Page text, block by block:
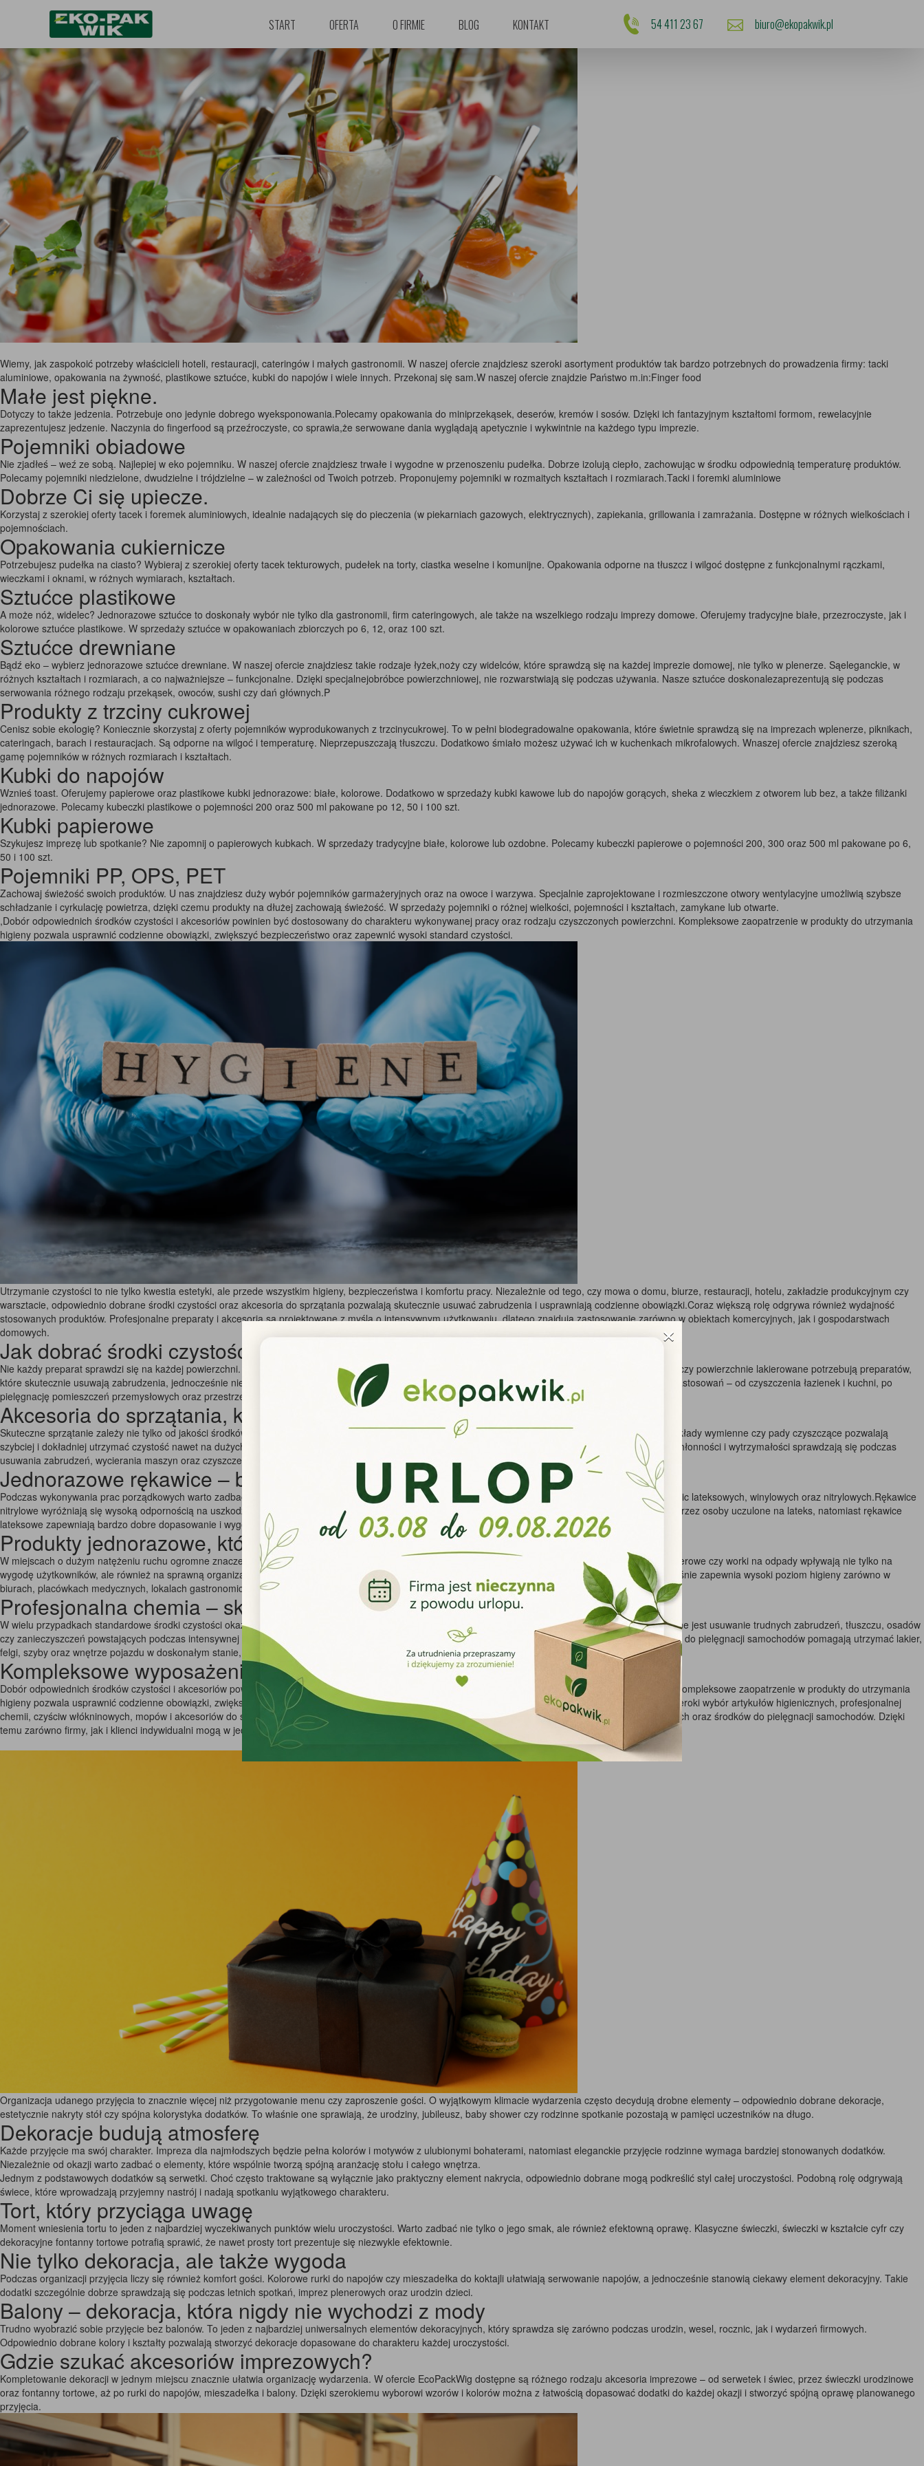
START OFERTA O FIRMIE BLOG KONTAKT 54 411 23 67 biuro@ekopakwik.pl
Wiemy, jak zaspokoić potrzeby właścicieli hoteli, restauracji, cateringów i małych gastronomii. W naszej ofercie znajdziesz szeroki asortyment produktów tak bardzo potrzebnych do prowadzenia firmy: tacki
aluminiowe, opakowania na żywność, plastikowe sztućce, kubki do napojów i wiele innych. Przekonaj się sam.W naszej ofercie znajdzie Państwo m.in:Finger food
Małe jest piękne.
Dotyczy to także jedzenia. Potrzebuje ono jedynie dobrego wyeksponowania.Polecamy opakowania do miniprzekąsek, deserów, kremów i sosów. Dzięki ich fantazyjnym kształtomi formom, rewelacyjnie
zaprezentujesz jedzenie. Naczynia do fingerfood są przeźroczyste, co sprawia,że serwowane dania wyglądają apetycznie i wykwintnie na każdego typu imprezie.
Pojemniki obiadowe
Nie zjadłeś – weź ze sobą. Najlepiej w eko pojemniku. W naszej ofercie znajdziesz trwałe i wygodne w przenoszeniu pudełka. Dobrze izolują ciepło, zachowując w środku odpowiednią temperaturę produktów.
Polecamy pojemniki niedzielone, dwudzielne i trójdzielne – w zależności od Twoich potrzeb. Proponujemy pojemniki w rozmaitych kształtach i rozmiarach.Tacki i foremki aluminiowe
Dobrze Ci się upiecze.
Korzystaj z szerokiej oferty tacek i foremek aluminiowych, idealnie nadających się do pieczenia (w piekarniach gazowych, elektrycznych), zapiekania, grillowania i zamrażania. Dostępne w różnych wielkościach i
pojemnościach.
Opakowania cukiernicze
Potrzebujesz pudełka na ciasto? Wybieraj z szerokiej oferty tacek tekturowych, pudełek na torty, ciastka weselne i komunijne. Opakowania odporne na tłuszcz i wilgoć dostępne z funkcjonalnymi rączkami,
wieczkami i oknami, w różnych wymiarach, kształtach.
Sztućce plastikowe
A może nóż, widelec? Jednorazowe sztućce to doskonały wybór nie tylko dla gastronomii, firm cateringowych, ale także na wszelkiego rodzaju imprezy domowe. Oferujemy tradycyjne białe, przezroczyste, jak i
kolorowe sztućce plastikowe. W sprzedaży sztućce w opakowaniach zbiorczych po 6, 12, oraz 100 szt.
Sztućce drewniane
Bądź eko – wybierz jednorazowe sztućce drewniane. W naszej ofercie znajdziesz takie rodzaje łyżek,noży czy widelców, które sprawdzą się na każdej imprezie domowej, nie tylko w plenerze. Sąeleganckie, w
różnych kształtach i rozmiarach, a co najważniejsze – funkcjonalne. Dzięki specjalnejobróbce powierzchniowej, nie rozwarstwiają się podczas używania. Nasze sztućce doskonalezaprezentują się podczas
serwowania różnego rodzaju przekąsek, owoców, sushi czy dań głównych.P
Produkty z trzciny cukrowej
Cenisz sobie ekologię? Koniecznie skorzystaj z oferty pojemników wyprodukowanych z trzcinycukrowej. To w pełni biodegradowalne opakowania, które świetnie sprawdzą się na imprezach wplenerze, piknikach,
cateringach, barach i restauracjach. Są odporne na wilgoć i temperaturę. Nieprzepuszczają tłuszczu. Dodatkowo śmiało możesz używać ich w kuchenkach mikrofalowych. Wnaszej ofercie znajdziesz szeroką
gamę pojemników w różnych rozmiarach i kształtach.
Kubki do napojów
Wznieś toast. Oferujemy papierowe oraz plastikowe kubki jednorazowe: białe, kolorowe. Dodatkowo w sprzedaży kubki kawowe lub do napojów gorących, sheka z wieczkiem z otworem lub bez, a także filiżanki
jednorazowe. Polecamy kubeczki plastikowe o pojemności 200 oraz 500 ml pakowane po 12, 50 i 100 szt.
Kubki papierowe
Szykujesz imprezę lub spotkanie? Nie zapomnij o papierowych kubkach. W sprzedaży tradycyjne białe, kolorowe lub ozdobne. Polecamy kubeczki papierowe o pojemności 200, 300 oraz 500 ml pakowane po 6,
50 i 100 szt.
Pojemniki PP, OPS, PET
Zachowaj świeżość swoich produktów. U nas znajdziesz duży wybór pojemników garmażeryjnych oraz na owoce i warzywa. Specjalnie zaprojektowane i rozmieszczone otwory wentylacyjne umożliwią szybsze
schładzanie i cyrkulację powietrza, dzięki czemu produkty na dłużej zachowają świeżość. W sprzedaży pojemniki o różnej wielkości, pojemności i kształtach, zamykane lub otwarte.
,Dobór odpowiednich środków czystości i akcesoriów powinien być dostosowany do charakteru wykonywanej pracy oraz rodzaju czyszczonych powierzchni. Kompleksowe zaopatrzenie w produkty do utrzymania
higieny pozwala usprawnić codzienne obowiązki, zwiększyć bezpieczeństwo oraz zapewnić wysoki standard czystości.
Utrzymanie czystości to nie tylko kwestia estetyki, ale przede wszystkim higieny, bezpieczeństwa i komfortu pracy. Niezależnie od tego, czy mowa o domu, biurze, restauracji, hotelu, zakładzie produkcyjnym czy
warsztacie, odpowiednio dobrane środki czystości oraz akcesoria do sprzątania pozwalają skutecznie usuwać zabrudzenia i usprawniają codzienne obowiązki.Coraz większą rolę odgrywa również wydajność
stosowanych produktów. Profesjonalne preparaty i akcesoria są projektowane z myślą o intensywnym użytkowaniu, dlatego znajdują zastosowanie zarówno w obiektach komercyjnych, jak i gospodarstwach
domowych.
Jak dobrać środki czystości do rodzaju powierzchni?
Nie każdy preparat sprawdzi się na każdej powierzchni. Podłogi drewniane wymagają innych środków niż płytki ceramiczne, a elementy ze stali nierdzewnej czy powierzchnie lakierowane potrzebują preparatów,
które skutecznie usuwają zabrudzenia, jednocześnie nie powodując uszkodzeń.Równie ważne jest stosowanie produktów przeznaczonych do konkretnych zastosowań – od czyszczenia łazienek i kuchni, po
pielęgnację pomieszczeń przemysłowych oraz przestrzeni o podwyższonych wymaganiach higienicznych.
Akcesoria do sprzątania, które ułatwiają codzienną pracę
Skuteczne sprzątanie zależy nie tylko od jakości środków czyszczących, ale również od odpowiednio dobranych akcesoriów. Mopy, wiadra z wyciskaczem, wkłady wymienne czy pady czyszczące pozwalają
szybciej i dokładniej utrzymać czystość nawet na dużych powierzchniach.W wielu branżach niezbędne są także czyściwa włókninowe, które dzięki wysokiej chłonności i wytrzymałości sprawdzają się podczas
usuwania zabrudzeń, wycierania maszyn oraz czyszczenia powierzchni na mokro.
Jednorazowe rękawice – bezpieczeństwo i higiena
Podczas wykonywania prac porządkowych warto zadbać o ochronę dłoni. W zależności od rodzaju wykonywanych czynności można wybierać spośród rękawic lateksowych, winylowych oraz nitrylowych.Rękawice
nitrylowe wyróżniają się wysoką odpornością na uszkodzenia mechaniczne i działanie wielu substancji chemicznych. Modele winylowe są często wybierane przez osoby uczulone na lateks, natomiast rękawice
lateksowe zapewniają bardzo dobre dopasowanie i wygodę użytkowania.
Produkty jednorazowe, które są niezbędne w każdej firmie
W miejscach o dużym natężeniu ruchu ogromne znaczenie mają artykuły higieniczne przeznaczone do codziennego użytku. Papiery toaletowe, ręczniki papierowe czy worki na odpady wpływają nie tylko na
wygodę użytkowników, ale również na sprawną organizację pracy.Dobór odpowiednich produktów pozwala ograniczyć częstotliwość ich wymiany, a jednocześnie zapewnia wysoki poziom higieny zarówno w
biurach, placówkach medycznych, lokalach gastronomicznych, jak i zakładach produkcyjnych.
Profesjonalna chemia – skuteczność w wymagających warunkach
W wielu przypadkach standardowe środki czystości okazują się niewystarczające. Profesjonalna chemia znajduje zastosowanie wszędzie tam, gdzie konieczne jest usuwanie trudnych zabrudzeń, tłuszczu, osadów
czy zanieczyszczeń powstających podczas intensywnej eksploatacji pomieszczeń.Podobnie wygląda sytuacja w motoryzacji. Odpowiednio dobrane preparaty do pielęgnacji samochodów pomagają utrzymać lakier,
felgi, szyby oraz wnętrze pojazdu w doskonałym stanie, jednocześnie chroniąc poszczególne elementy przed przedwczesnym zużyciem.
Kompleksowe wyposażenie do utrzymania czystości
Dobór odpowiednich środków czystości i akcesoriów powinien być dostosowany do charakteru wykonywanej pracy oraz rodzaju czyszczonych powierzchni. Kompleksowe zaopatrzenie w produkty do utrzymania
higieny pozwala usprawnić codzienne obowiązki, zwiększyć bezpieczeństwo oraz zapewnić wysoki standard czystości.W ofercie EkoPakWik dostępny jest szeroki wybór artykułów higienicznych, profesjonalnej
chemii, czyściw włókninowych, mopów i akcesoriów do sprzątania, rękawic jednorazowych, papierów toaletowych, ręczników papierowych, worków sanitarnych oraz środków do pielęgnacji samochodów. Dzięki
temu zarówno firmy, jak i klienci indywidualni mogą w jednym miejscu znaleźć rozwiązania dopasowane do swoich potrzeb.
Organizacja udanego przyjęcia to znacznie więcej niż przygotowanie menu czy zaproszenie gości. O wyjątkowym klimacie wydarzenia często decydują drobne elementy – odpowiednio dobrane dekoracje,
estetycznie nakryty stół czy spójna kolorystyka dodatków. To właśnie one sprawiają, że urodziny, jubileusz, baby shower czy rodzinne spotkanie pozostają w pamięci uczestników na długo.
Dekoracje budują atmosferę
Każde przyjęcie ma swój charakter. Impreza dla najmłodszych będzie pełna kolorów i motywów z ulubionymi bohaterami, natomiast eleganckie przyjęcie rodzinne wymaga bardziej stonowanych dodatków.
Niezależnie od okazji warto zadbać o elementy, które wspólnie tworzą spójną aranżację stołu i całego wnętrza.
Jednym z podstawowych dodatków są serwetki. Choć często traktowane są wyłącznie jako praktyczny element nakrycia, odpowiednio dobrane mogą podkreślić styl całej uroczystości. Podobną rolę odgrywają
świece, które wprowadzają przyjemny nastrój i nadają spotkaniu wyjątkowego charakteru.
Tort, który przyciąga uwagę
Moment wniesienia tortu to jeden z najbardziej wyczekiwanych punktów wielu uroczystości. Warto zadbać nie tylko o jego smak, ale również efektowną oprawę. Klasyczne świeczki, świeczki w kształcie cyfr czy
dekoracyjne fontanny tortowe potrafią sprawić, że nawet prosty tort prezentuje się niezwykle efektownie.
Nie tylko dekoracja, ale także wygoda
Podczas organizacji przyjęcia liczy się również komfort gości. Kolorowe rurki do napojów czy mieszadełka do koktajli ułatwiają serwowanie napojów, a jednocześnie stanowią ciekawy element dekoracyjny. Takie
dodatki szczególnie dobrze sprawdzają się podczas letnich spotkań, imprez plenerowych oraz urodzin dzieci.
Balony – dekoracja, która nigdy nie wychodzi z mody
Trudno wyobrazić sobie przyjęcie bez balonów. To jeden z najbardziej uniwersalnych elementów dekoracyjnych, który sprawdza się zarówno podczas urodzin, wesel, rocznic, jak i wydarzeń firmowych.
Odpowiednio dobrane kolory i kształty pozwalają stworzyć dekoracje dopasowane do charakteru każdej uroczystości.
Gdzie szukać akcesoriów imprezowych?
Kompletowanie dekoracji w jednym miejscu znacznie ułatwia organizację wydarzenia. W ofercie EcoPackWig dostępne są różnego rodzaju akcesoria imprezowe – od serwetek i świec, przez świeczki urodzinowe
oraz fontanny tortowe, aż po rurki do napojów, mieszadełka i balony. Dzięki szerokiemu wyborowi wzorów i kolorów można z łatwością dopasować dodatki do każdej okazji i stworzyć spójną oprawę planowanego
przyjęcia.
×